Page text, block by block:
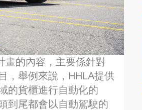
畫的內容，主要係針對
，舉例來說，HHLA提供
的貨櫃進行自動化的
到尾都會以自動駕駛的